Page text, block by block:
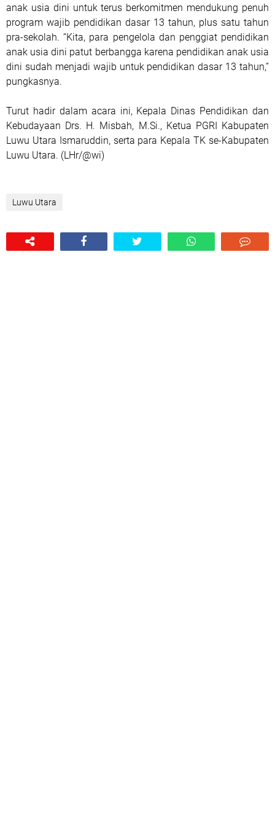
anak usia dini untuk terus berkomitmen mendukung penuh
program wajib pendidikan dasar 13 tahun, plus satu tahun
pra-sekolah. “Kita, para pengelola dan penggiat pendidikan
anak usia dini patut berbangga karena pendidikan anak usia
dini sudah menjadi wajib untuk pendidikan dasar 13 tahun,”
pungkasnya.
Turut hadir dalam acara ini, Kepala Dinas Pendidikan dan
Kebudayaan Drs. H. Misbah, M.Si., Ketua PGRI Kabupaten
Luwu Utara Ismaruddin, serta para Kepala TK se-Kabupaten
Luwu Utara. (LHr/@wi)
Luwu Utara